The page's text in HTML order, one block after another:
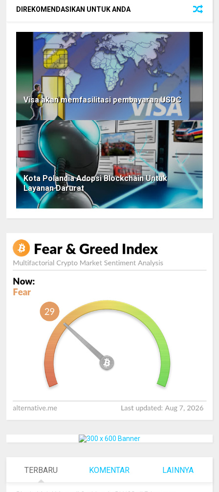
DIREKOMENDASIKAN UNTUK ANDA
Visa akan memfasilitasi pembayaran USDC
Kota Polandia Adopsi Blockchain Untuk
Layanan Darurat
TERBARU KOMENTAR LAINNYA